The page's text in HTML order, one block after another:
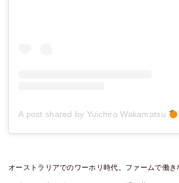
A post shared by Yuichiro Wakamatsu
オーストラリアでのワーホリ時代。ファームで働